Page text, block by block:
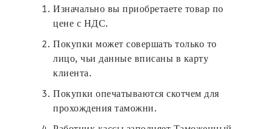
Изначально вы приобретаете товар по
цене с НДС.
Покупки может совершать только то
лицо, чьи данные вписаны в карту
клиента.
Покупки опечатываются скотчем для
прохождения таможни.